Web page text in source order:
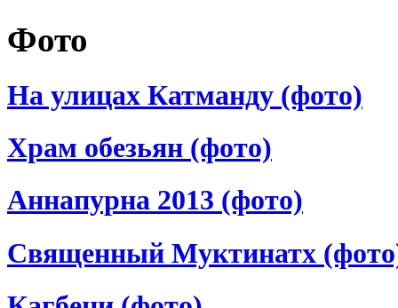
Фото
На улицах Катманду (фото)
Храм обезьян (фото)
Аннапурна 2013 (фото)
Священный Муктинатх